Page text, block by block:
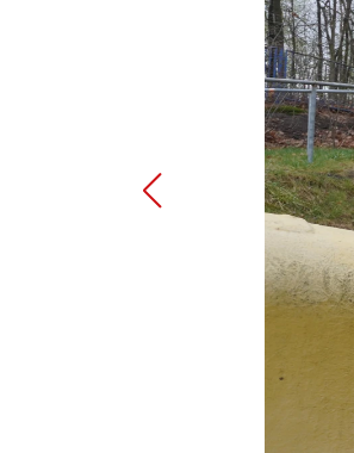
Zur vorherigen Seite springen